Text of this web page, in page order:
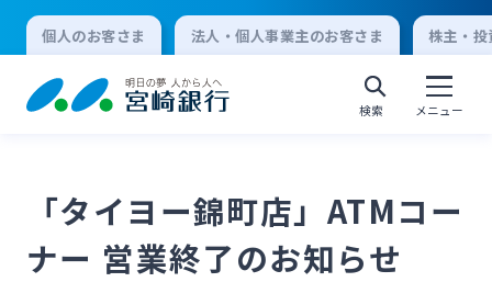
個人のお客さま 法人・個人事業主のお客さま 株主・
検索 メニュー
個人向けインターネットバンキング
「タイヨー錦町店」ATMコー
ナー 営業終了のお知らせ